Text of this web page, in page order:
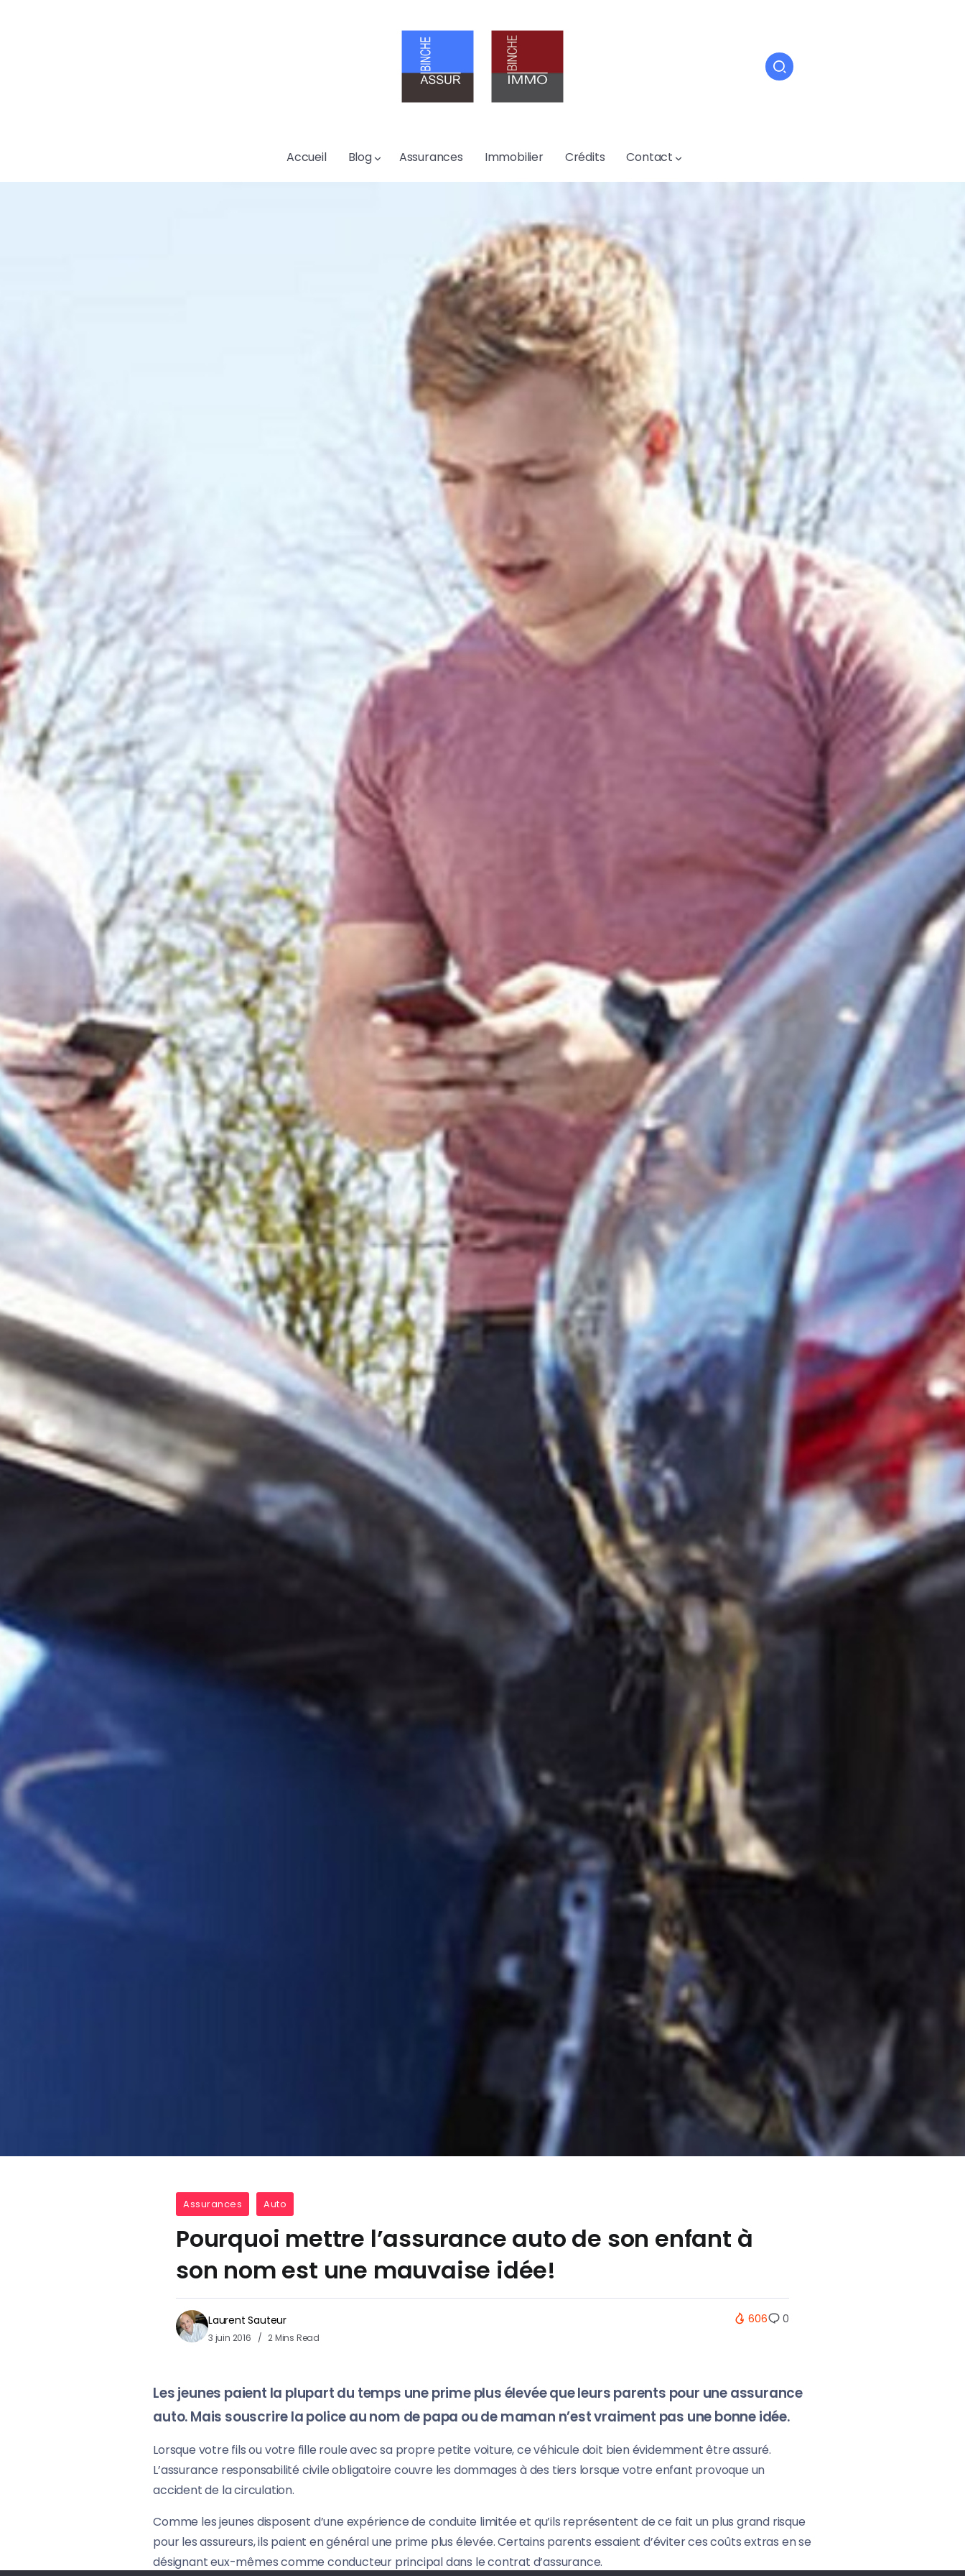
Accueil Blog Assurances Immobilier Crédits Contact
Assurances Auto
Pourquoi mettre l’assurance auto de son enfant à
son nom est une mauvaise idée!
Laurent Sauteur
3 juin 2016 2 Mins Read
606 0
Les jeunes paient la plupart du temps une prime plus élevée que leurs parents pour une assurance
auto. Mais souscrire la police au nom de papa ou de maman n’est vraiment pas une bonne idée.
Lorsque votre fils ou votre fille roule avec sa propre petite voiture, ce véhicule doit bien évidemment être assuré.
L’assurance responsabilité civile obligatoire couvre les dommages à des tiers lorsque votre enfant provoque un
accident de la circulation.
Comme les jeunes disposent d’une expérience de conduite limitée et qu’ils représentent de ce fait un plus grand risque
pour les assureurs, ils paient en général une prime plus élevée. Certains parents essaient d’éviter ces coûts extras en se
désignant eux-mêmes comme conducteur principal dans le contrat d’assurance.